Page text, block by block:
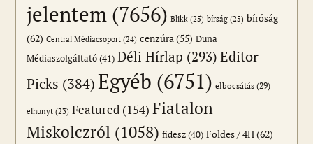
jelentem (7656) Blikk (25) bírság (25) bíróság
(62) Central Médiacsoport (24) cenzúra(55) Duna
Médiaszolgáltató(41) Déli Hírlap (293) Editor
Picks (384)Egyéb (6751) elbocsátás (29)
elhunyt (23) Featured (154) Fiatalon
Miskolczról (1058) fidesz(40) Földes / 4H(62)